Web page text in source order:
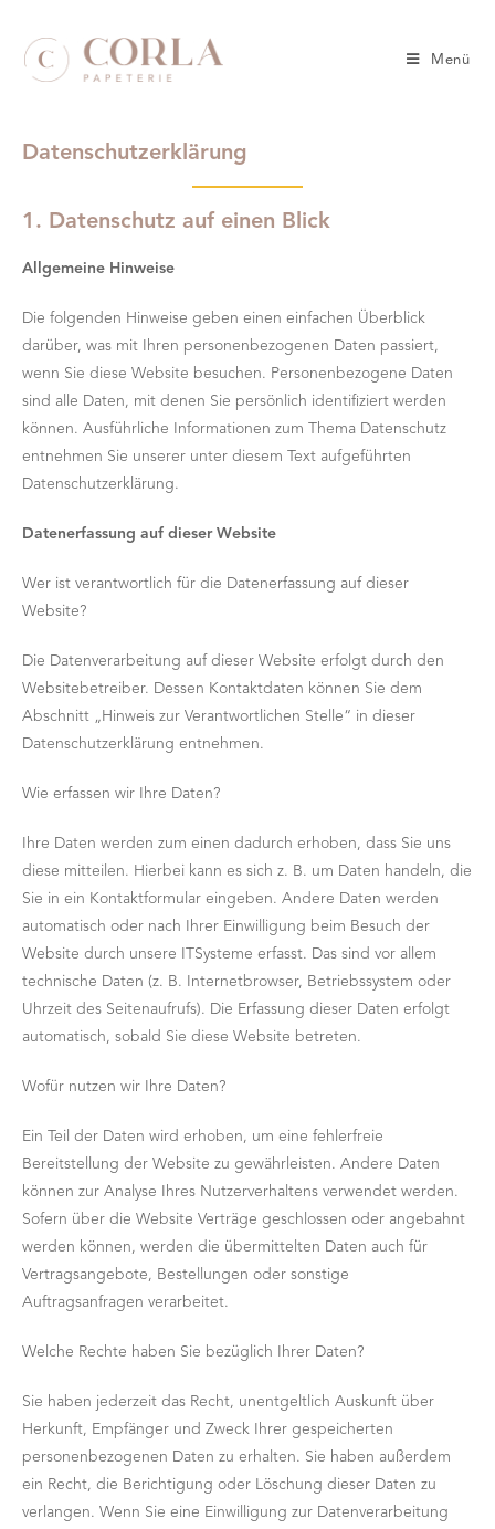
Menü
Datenschutzerklärung
1. Datenschutz auf einen Blick
Allgemeine Hinweise
Die folgenden Hinweise geben einen einfachen Überblick
darüber, was mit Ihren personenbezogenen Daten passiert,
wenn Sie diese Website besuchen. Personenbezogene Daten
sind alle Daten, mit denen Sie persönlich identifiziert werden
können. Ausführliche Informationen zum Thema Datenschutz
entnehmen Sie unserer unter diesem Text aufgeführten
Datenschutzerklärung.
Datenerfassung auf dieser Website
Wer ist verantwortlich für die Datenerfassung auf dieser
Website?
Die Datenverarbeitung auf dieser Website erfolgt durch den
Websitebetreiber. Dessen Kontaktdaten können Sie dem
Abschnitt „Hinweis zur Verantwortlichen Stelle“ in dieser
Datenschutzerklärung entnehmen.
Wie erfassen wir Ihre Daten?
Ihre Daten werden zum einen dadurch erhoben, dass Sie uns
diese mitteilen. Hierbei kann es sich z. B. um Daten handeln, die
Sie in ein Kontaktformular eingeben. Andere Daten werden
automatisch oder nach Ihrer Einwilligung beim Besuch der
Website durch unsere ITSysteme erfasst. Das sind vor allem
technische Daten (z. B. Internetbrowser, Betriebssystem oder
Uhrzeit des Seitenaufrufs). Die Erfassung dieser Daten erfolgt
automatisch, sobald Sie diese Website betreten.
Wofür nutzen wir Ihre Daten?
Ein Teil der Daten wird erhoben, um eine fehlerfreie
Bereitstellung der Website zu gewährleisten. Andere Daten
können zur Analyse Ihres Nutzerverhaltens verwendet werden.
Sofern über die Website Verträge geschlossen oder angebahnt
werden können, werden die übermittelten Daten auch für
Vertragsangebote, Bestellungen oder sonstige
Auftragsanfragen verarbeitet.
Welche Rechte haben Sie bezüglich Ihrer Daten?
Sie haben jederzeit das Recht, unentgeltlich Auskunft über
Herkunft, Empfänger und Zweck Ihrer gespeicherten
personenbezogenen Daten zu erhalten. Sie haben außerdem
ein Recht, die Berichtigung oder Löschung dieser Daten zu
verlangen. Wenn Sie eine Einwilligung zur Datenverarbeitung